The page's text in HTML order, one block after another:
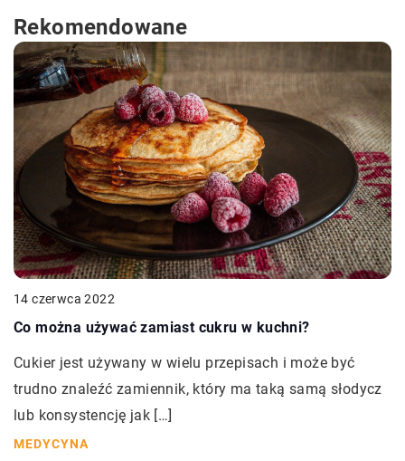
Rekomendowane
14 czerwca 2022
Co można używać zamiast cukru w kuchni?
Cukier jest używany w wielu przepisach i może być
trudno znaleźć zamiennik, który ma taką samą słodycz
lub konsystencję jak […]
MEDYCYNA